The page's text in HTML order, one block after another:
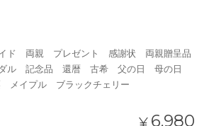
ド 両親 プレゼント 感謝状 両親贈呈品
ル 記念品 還暦 古希 父の日 母の日
イプル ブラックチェリー
¥ 6,980